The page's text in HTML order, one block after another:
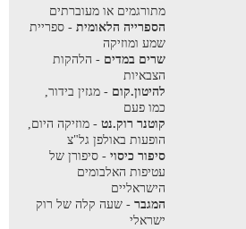
מתורגמים או מעוברתים
הספרייה הלאומית- ספריית
שמע ומוזיקה
שרים במדים - הלהקות
הצבאיות
להיטון.קום - מגזין בידור,
כמו פעם
קוטנר רוק.נט- מוזיקה היום,
הופעות באולפן גל"צ
סיפור כיסוי- סיפורן של
עטיפות האלבומים
הישראליים
המגבר- שעה קלה של רוק
ישראלי